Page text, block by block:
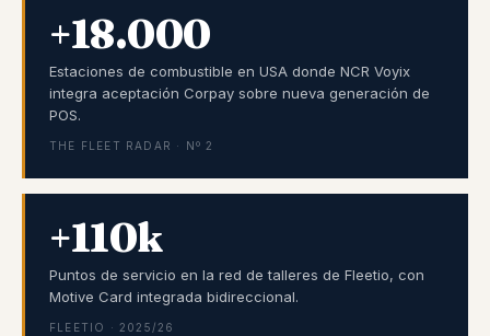
+18.000
Estaciones de combustible en USA donde NCR Voyix
integra aceptación Corpay sobre nueva generación de
POS.
THE FLEET RADAR · Nº 2
+110k
Puntos de servicio en la red de talleres de Fleetio, con
Motive Card integrada bidireccional.
FLEETIO · 2025/26